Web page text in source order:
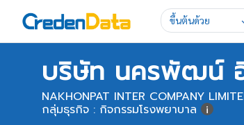
ขึ้นต้นด้วย
บริษัท นครพัฒน์
NAKHONPAT INTER COMPANY
กลุ่มธุรกิจ : กิจกรรมโรงพยาบาล